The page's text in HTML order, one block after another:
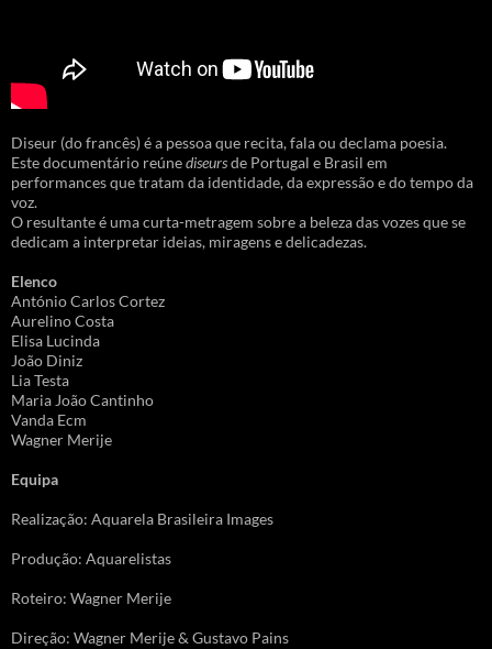
Diseur (do francês) é a pessoa que recita, fala ou declama poesia.
Este documentário reúnediseursde Portugal e Brasil em
performances que tratam da identidade, da expressão e do tempo da
voz.
O resultante é uma curta-metragem sobre a beleza das vozes que se
dedicam a interpretar ideias, miragens e delicadezas.
Elenco
António Carlos Cortez
Aurelino Costa
Elisa Lucinda
João Diniz
Lia Testa
Maria João Cantinho
Vanda Ecm
Wagner Merije
Equipa
Realização: Aquarela Brasileira Images
Produção: Aquarelistas
Roteiro: Wagner Merije
Direção: Wagner Merije & Gustavo Pains